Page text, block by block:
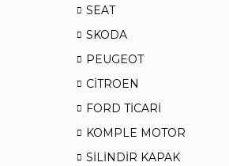
SEAT
SKODA
PEUGEOT
CİTROEN
FORD TİCARİ
KOMPLE MOTOR
SİLİNDİR KAPAK